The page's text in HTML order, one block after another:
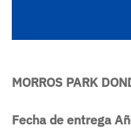
MORROS PARK
Fecha de entrega